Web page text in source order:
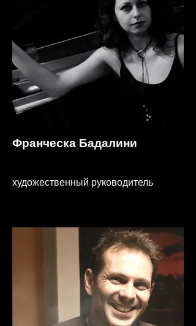
Франческа Бадалини
художественный руководитель